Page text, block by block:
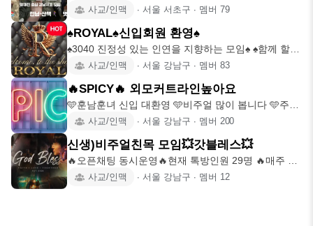
이어온 양재천
사교/인맥 ∙ 서울 서초구 ∙ 멤버 79
♠️ROYAL♠️신입회원 환영♠️
♠️3040 진정성 있는 인연을 지향하는 모임♠️ ♠️함께 할수
록 더 사교/인맥 ∙ 서울 강남구 ∙ 멤버 83
🔥SPICY🔥 외모커트라인높아요
🩵훈남훈녀 신입 대환영 🩵비주얼 많이 봅니다 🩵주기
적인 인원관리 🩵매일
사교/인맥 ∙ 서울 강남구 ∙ 멤버 200
신생)비주얼친목 모임💥갓블레스💥
🔥오픈채팅 동시운영🔥현재 톡방인원 29명 🔥매주 벙
🔥신입 대환영 ❗️갓
사교/인맥 ∙ 서울 강남구 ∙ 멤버 12